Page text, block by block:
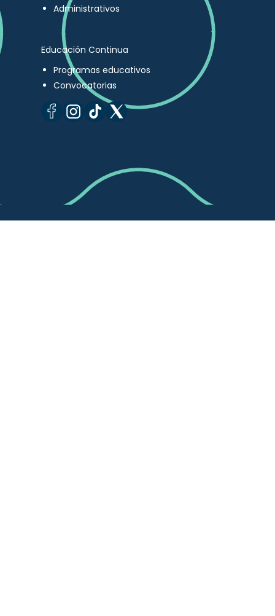
Administrativos
Educación Continua
Programas educativos
Convocatorias